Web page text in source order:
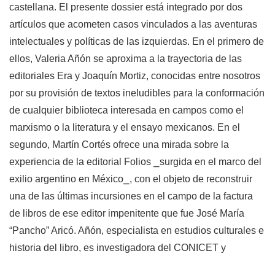
castellana. El presente dossier está integrado por dos
artículos que acometen casos vinculados a las aventuras
intelectuales y políticas de las izquierdas. En el primero de
ellos, Valeria Añón se aproxima a la trayectoria de las
editoriales Era y Joaquín Mortiz, conocidas entre nosotros
por su provisión de textos ineludibles para la conformación
de cualquier biblioteca interesada en campos como el
marxismo o la literatura y el ensayo mexicanos. En el
segundo, Martín Cortés ofrece una mirada sobre la
experiencia de la editorial Folios ⎯surgida en el marco del
exilio argentino en México⎯, con el objeto de reconstruir
una de las últimas incursiones en el campo de la factura
de libros de ese editor impenitente que fue José María
“Pancho” Aricó. Añón, especialista en estudios culturales e
historia del libro, es investigadora del CONICET y